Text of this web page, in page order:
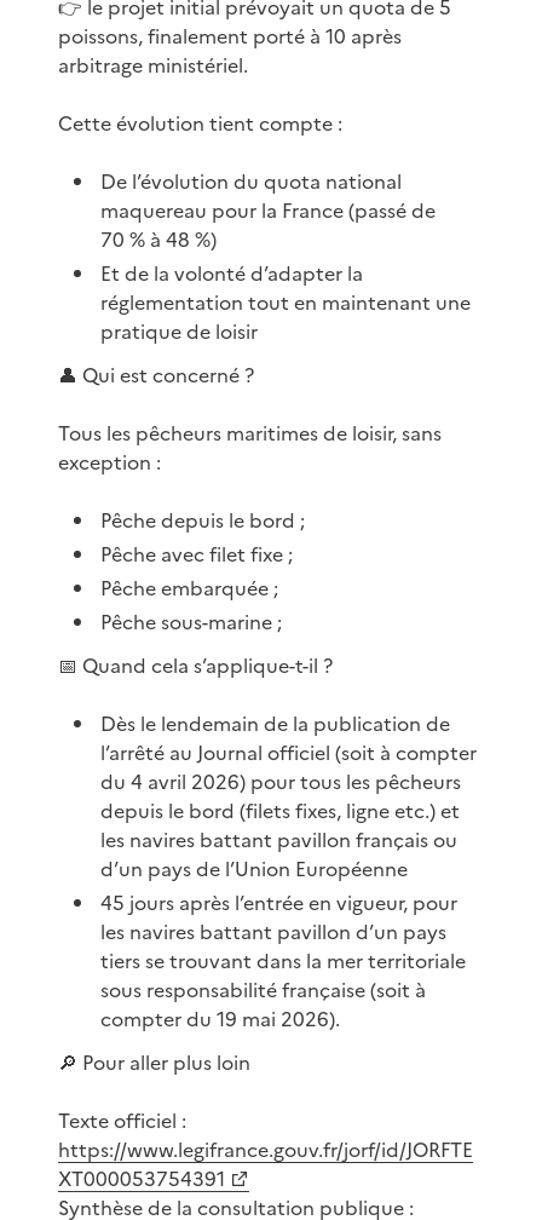
👉 le projet initial prévoyait un quota de 5
poissons, finalement porté à 10 après
arbitrage ministériel.
Cette évolution tient compte :
De l’évolution du quota national
maquereau pour la France (passé de
70 % à 48 %)
Et de la volonté d’adapter la
réglementation tout en maintenant une
pratique de loisir
👤 Qui est concerné ?
Tous les pêcheurs maritimes de loisir, sans
exception :
Pêche depuis le bord ;
Pêche avec filet fixe ;
Pêche embarquée ;
Pêche sous-marine ;
📅 Quand cela s’applique-t-il ?
Dès le lendemain de la publication de
l’arrêté au Journal officiel (soit à compter
du 4 avril 2026) pour tous les pêcheurs
depuis le bord (filets fixes, ligne etc.) et
les navires battant pavillon français ou
d’un pays de l’Union Européenne
45 jours après l’entrée en vigueur, pour
les navires battant pavillon d’un pays
tiers se trouvant dans la mer territoriale
sous responsabilité française (soit à
compter du 19 mai 2026).
🔎 Pour aller plus loin
Texte officiel :
https://www.legifrance.gouv.fr/jorf/id/JORFTE
XT000053754391
Synthèse de la consultation publique :